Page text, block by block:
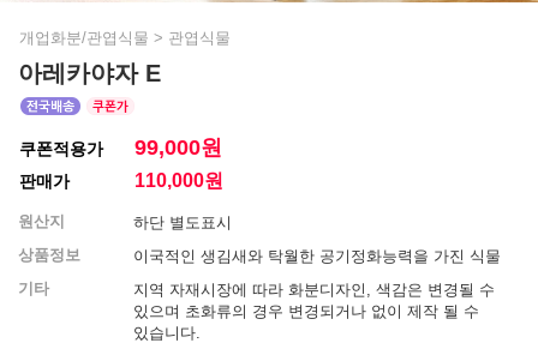
개업화분/관엽식물 > 관엽식물
아레카야자 E
쿠폰적용가 99,000원
판매가 110,000원
원산지
하단 별도표시
상품정보
이국적인 생김새와 탁월한 공기정화능력을 가진 식물
기타
지역 자재시장에 따라 화분디자인, 색감은 변경될 수
있으며 초화류의 경우 변경되거나 없이 제작 될 수
있습니다.